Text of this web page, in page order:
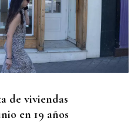
de viviendas
en 19 años